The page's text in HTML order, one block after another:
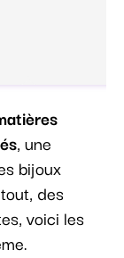
, une
bijoux
des
voici les